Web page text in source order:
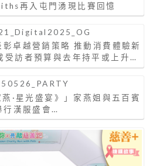
再入屯門湧現比賽回憶
卓越營銷策略 推動消費體驗新
受訪者預算與去年持平或上升…
燕·星光盛宴》」家燕姐與五百賓
行漢服盛會…